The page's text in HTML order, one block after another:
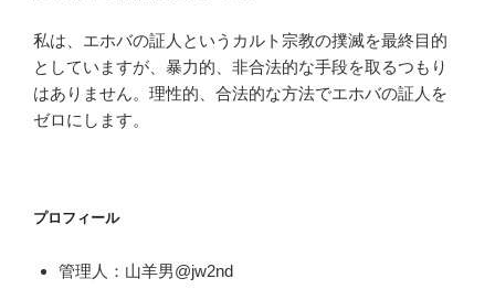
私は、エホバの証人というカルト宗教の撲滅を最終目的
としていますが、暴力的、非合法的な手段を取るつもり
はありません。理性的、合法的な方法でエホバの証人を
ゼロにします。
プロフィール
管理人：山羊男@jw2nd